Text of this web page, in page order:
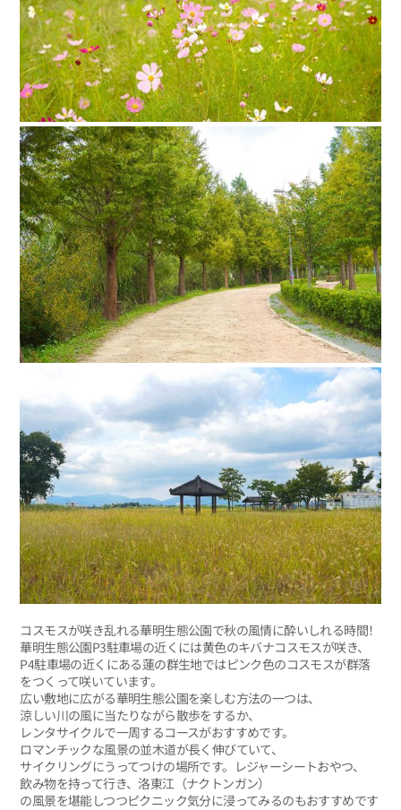
コスモスが咲き乱れる華明生態公園で秋の風情に酔いしれる時間！
華明生態公園P3駐車場の近くには黄色のキバナコスモスが咲き、
P4駐車場の近くにある蓮の群生地ではピンク色のコスモスが群落
をつくって咲いています。
広い敷地に広がる華明生態公園を楽しむ方法の一つは、
涼しい川の風に当たりながら散歩をするか、
レンタサイクルで一周するコースがおすすめです。
ロマンチックな風景の並木道が長く伸びていて、
サイクリングにうってつけの場所です。レジャーシートおやつ、
飲み物を持って行き、洛東江（ナクトンガン）
の風景を堪能しつつピクニック気分に浸ってみるのもおすすめです